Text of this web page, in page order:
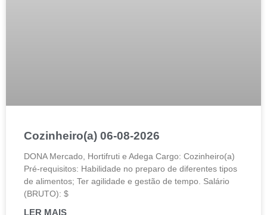
Cozinheiro(a) 06-08-2026
DONA Mercado, Hortifruti e Adega Cargo: Cozinheiro(a)
Pré-requisitos: Habilidade no preparo de diferentes tipos
de alimentos; Ter agilidade e gestão de tempo. Salário
(BRUTO): $
LER MAIS